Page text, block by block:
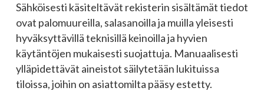
Sähköisesti käsiteltävät rekisterin sisältämät tiedot
ovat palomuureilla, salasanoilla ja muilla yleisesti
hyväksyttävillä teknisillä keinoilla ja hyvien
käytäntöjen mukaisesti suojattuja. Manuaalisesti
ylläpidettävät aineistot säilytetään lukituissa
tiloissa, joihin on asiattomilta pääsy estetty.